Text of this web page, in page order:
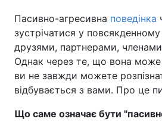
Пасивно-агресивна поведінка
зустрічатися у повсякденному
друзями, партнерами, членами
Однак через те, що вона може
ви не завжди можете
відбувається з вами. Про це
Що саме означає бути